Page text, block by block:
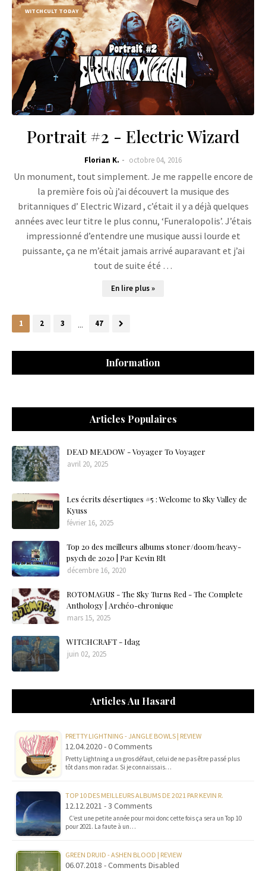
WITCHCULT TODAY
Portrait #2 - Electric Wizard
Florian K. octobre 04, 2016
Un monument, tout simplement. Je me rappelle encore de
la première fois où j’ai découvert la musique des
britanniques d’ Electric Wizard , c’était il y a déjà quelques
années avec leur titre le plus connu, ‘Funeralopolis’. J’étais
impressionné d’entendre une musique aussi lourde et
puissante, ça ne m’était jamais arrivé auparavant et j’ai
tout de suite été …
En lire plus »
1 2 3 ... 47
Information
Articles Populaires
DEAD MEADOW - Voyager To Voyager
avril 20, 2025
Les écrits désertiques #5 : Welcome to Sky Valley de
Kyuss
février 16, 2025
Top 20 des meilleurs albums stoner/doom/heavy-
psych de 2020 | Par Kevin Rlt
décembre 16, 2020
ROTOMAGUS - The Sky Turns Red - The Complete
Anthology | Archéo-chronique
mars 15, 2025
WITCHCRAFT - Idag
juin 02, 2025
Articles Au Hasard
PRETTY LIGHTNING - JANGLE BOWLS | REVIEW
12.04.2020 - 0 Comments
Pretty Lightning a un gros défaut, celui de ne pas être passé plus
tôt dans mon radar. Si je connaissais…
TOP 10 DES MEILLEURS ALBUMS DE 2021 PAR KEVIN R.
12.12.2021 - 3 Comments
C’est une petite année pour moi donc cette fois ça sera un Top 10
pour 2021. La faute à un…
GREEN DRUID - ASHEN BLOOD | REVIEW
06.07.2018 - Comments Disabled